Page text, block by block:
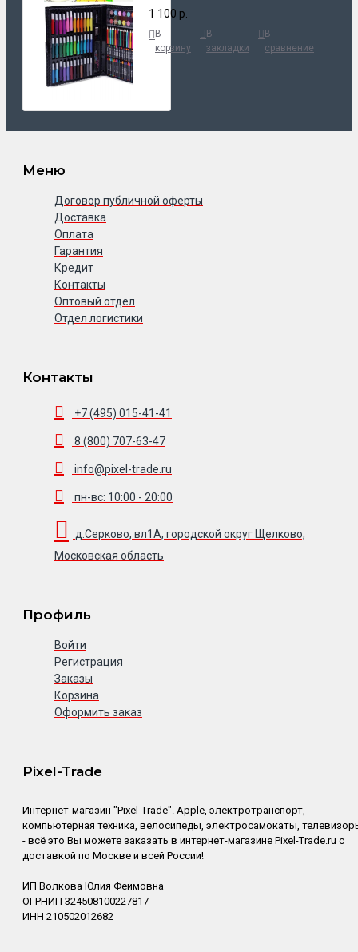
1 100 р.
В
корзину
В
закладки
В
сравнение
Меню
Договор публичной оферты
Доставка
Оплата
Гарантия
Кредит
Контакты
Оптовый отдел
Отдел логистики
Контакты
+7 (495) 015-41-41
8 (800) 707-63-47
info@pixel-trade.ru
пн-вс: 10:00 - 20:00
д.Серково, вл1А, городской округ Щелково,
Московская область
Профиль
Войти
Регистрация
Заказы
Корзина
Оформить заказ
Pixel-Trade
Интернет-магазин "Pixel-Trade". Apple, электротранспорт,
компьютерная техника, велосипеды, электросамокаты,
- всё это Вы можете заказать в интернет-магазине Pixel-Trade.ru с
доставкой по Москве и всей России!
ИП Волкова Юлия Феимовна
ОГРНИП 324508100227817
ИНН 210502012682